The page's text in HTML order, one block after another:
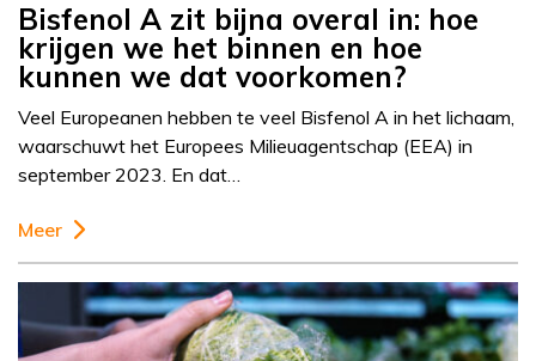
Bisfenol A zit bijna overal in: hoe
krijgen we het binnen en hoe
kunnen we dat voorkomen?
Veel Europeanen hebben te veel Bisfenol A in het lichaam,
waarschuwt het Europees Milieuagentschap (EEA) in
september 2023. En dat…
Meer